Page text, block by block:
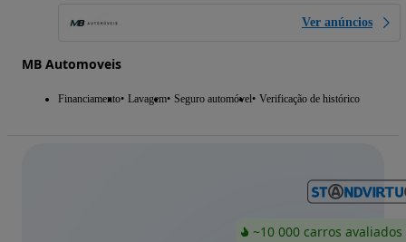
Ver anúncios
MB Automoveis
Financiamento Lavagem Seguro automóvel Verificação de histórico
~10 000 carros